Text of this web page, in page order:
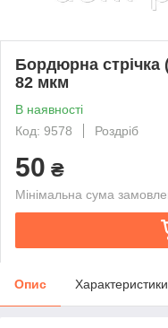
Бордюрна стрічка
82 мкм
В наявності
Код: 9578
Роздріб
50 ₴
Мінімальна сума
Опис Характеристики